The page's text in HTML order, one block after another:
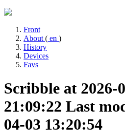
Front
About ( en )
History
Devices
Favs
Scribble at 2026-
21:09:22 Last
04-03 13:20:54